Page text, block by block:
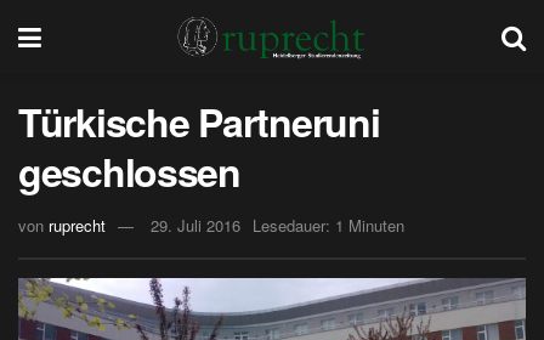
Türkische Partneruni
geschlossen
von ruprecht 29. Juli 2016 Lesedauer: 1 Minuten